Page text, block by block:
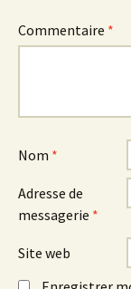
Commentaire *
Nom *
Adresse de
messagerie *
Site web